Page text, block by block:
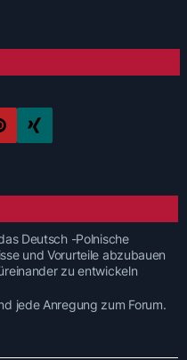
Deutsch -Polnische
und Vorurteile abzubauen
zu entwickeln
jede Anregung zum Forum.